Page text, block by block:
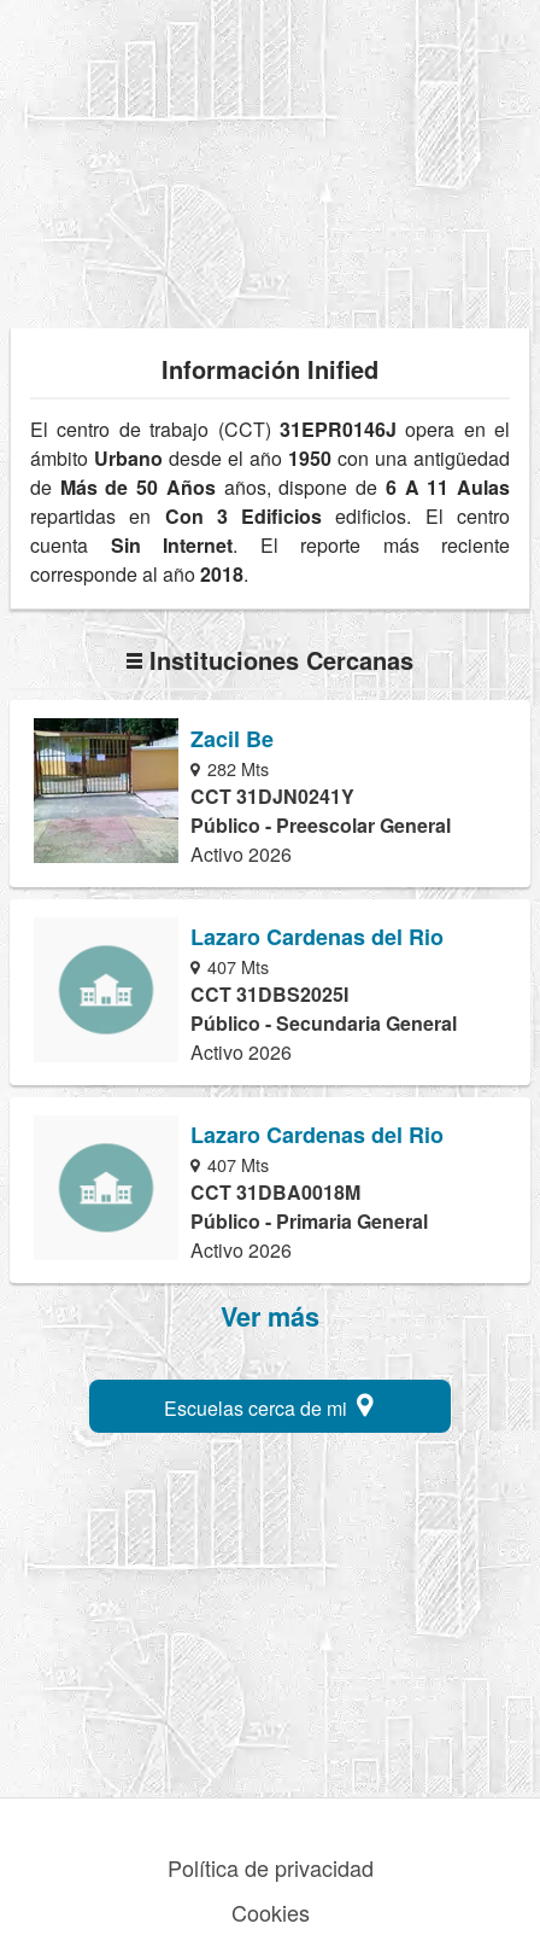
Información Inified
El centro de trabajo (CCT) 31EPR0146J opera en el
ámbito Urbano desde el año 1950 con una antigüedad
de Más de 50 Añosaños, dispone de 6 A 11 Aulas
repartidas en Con 3 Edificios edificios. El centro
cuenta Sin Internet. El reporte más reciente
corresponde al año2018.
Instituciones Cercanas
Zacil Be
282 Mts
CCT 31DJN0241Y
Público - Preescolar General
Activo 2026
Lazaro Cardenas del Rio
407 Mts
CCT 31DBS2025I
Público - Secundaria General
Activo 2026
Lazaro Cardenas del Rio
407 Mts
CCT 31DBA0018M
Público - Primaria General
Activo 2026
Ver más
Escuelas cerca de mi
Política de privacidad
Cookies